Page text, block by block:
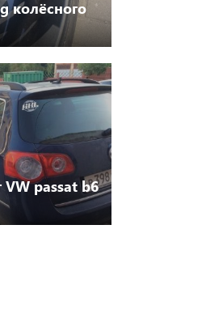
колёсного
passat b6